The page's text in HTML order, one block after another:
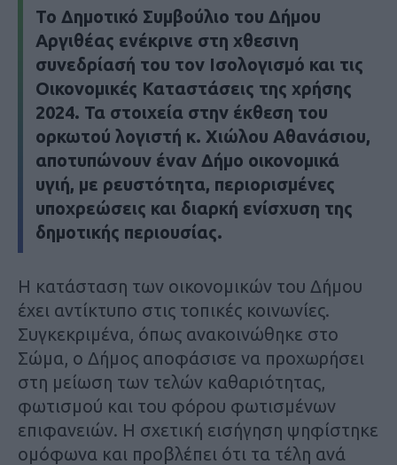
Το Δημοτικό Συμβούλιο του Δήμου
Αργιθέας ενέκρινε στη χθεσινη
συνεδρίασή του τον Ισολογισμό και τις
Οικονομικές Καταστάσεις της χρήσης
2024. Τα στοιχεία στην έκθεση του
ορκωτού λογιστή κ. Χιώλου Αθανάσιου,
αποτυπώνουν έναν Δήμο οικονομικά
υγιή, με ρευστότητα, περιορισμένες
υποχρεώσεις και διαρκή ενίσχυση της
δημοτικής περιουσίας.
Η κατάσταση των οικονομικών του Δήμου
έχει αντίκτυπο στις τοπικές κοινωνίες.
Συγκεκριμένα, όπως ανακοινώθηκε στο
Σώμα, ο Δήμος αποφάσισε να προχωρήσει
στη μείωση των τελών καθαριότητας,
φωτισμού και του φόρου φωτισμένων
επιφανειών. Η σχετική εισήγηση ψηφίστηκε
ομόφωνα και προβλέπει ότι τα τέλη ανά